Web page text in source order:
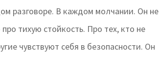
разговоре. В каждом молчании. Он не
тихую стойкость. Про тех, кто не
чувствуют себя в безопасности. Он